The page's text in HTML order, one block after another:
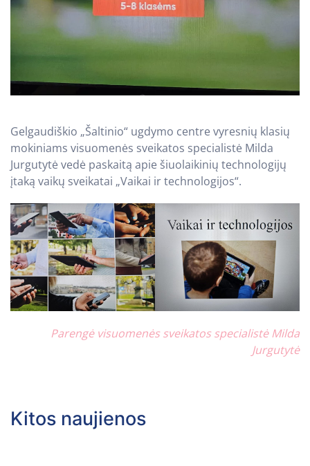
Gelgaudiškio „Šaltinio“ ugdymo centre vyresnių klasių
mokiniams visuomenės sveikatos specialistė Milda
Jurgutytė vedė paskaitą apie šiuolaikinių technologijų
įtaką vaikų sveikatai „Vaikai ir technologijos“.
Parengė visuomenės sveikatos specialistė Milda
Jurgutytė
Kitos naujienos